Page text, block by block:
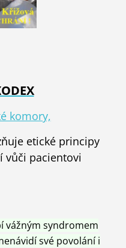
komory,
etické principy
vůči pacientovi
vážným syndromem
své povolání i